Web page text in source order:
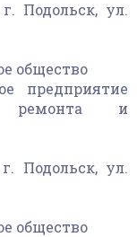
Подольск, ул.
общество
предприятие
ремонта и
Подольск, ул.
общество